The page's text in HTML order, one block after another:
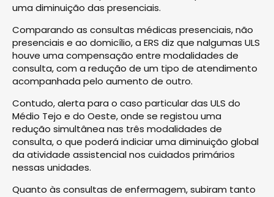
uma diminuição das presenciais.
Comparando as consultas médicas presenciais, não
presenciais e ao domicílio, a ERS diz que nalgumas ULS
houve uma compensação entre modalidades de
consulta, com a redução de um tipo de atendimento
acompanhada pelo aumento de outro.
Contudo, alerta para o caso particular das ULS do
Médio Tejo e do Oeste, onde se registou uma
redução simultânea nas três modalidades de
consulta, o que poderá indiciar uma diminuição global
da atividade assistencial nos cuidados primários
nessas unidades.
Quanto às consultas de enfermagem, subiram tanto